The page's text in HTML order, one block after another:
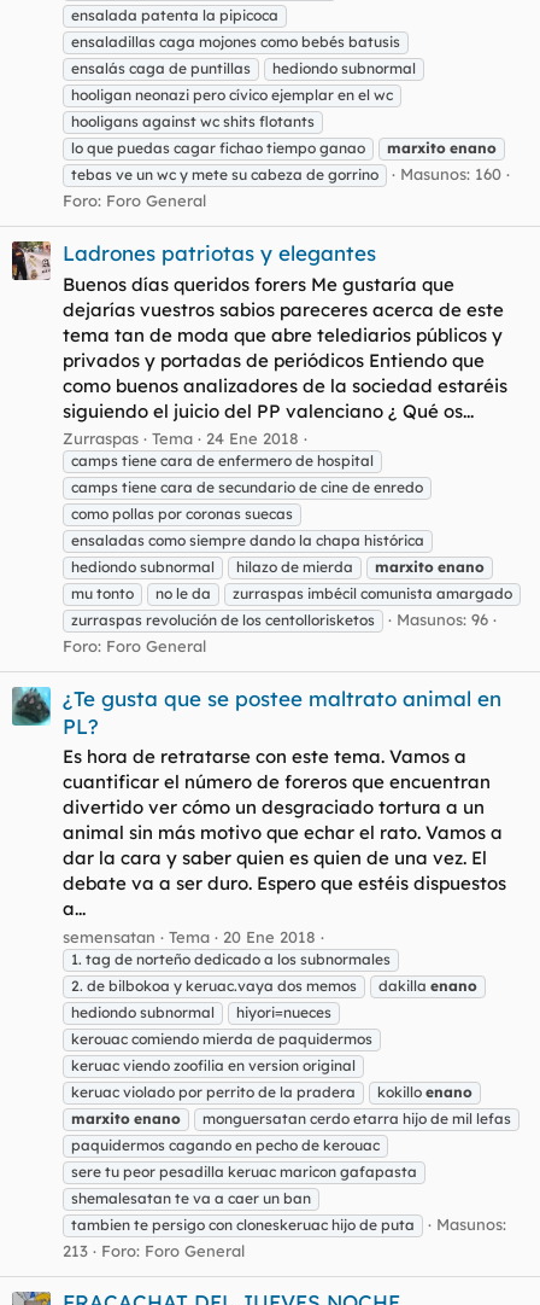
ensalada patenta la pipicoca
ensaladillas caga mojones como bebés batusis
ensalás caga de puntillas
hediondo subnormal
hooligan neonazi pero cívico ejemplar en el wc
hooligans against wc shits flotants
lo que puedas cagar fichao tiempo ganao
marxito enano
tebas ve un wc y mete su cabeza de gorrino
Masunos: 160
Foro: Foro General
Ladrones patriotas y elegantes
Buenos días queridos forers Me gustaría que
dejarías vuestros sabios pareceres acerca de este
tema tan de moda que abre telediarios públicos y
privados y portadas de periódicos Entiendo que
como buenos analizadores de la sociedad estaréis
siguiendo el juicio del PP valenciano ¿ Qué os...
Zurraspas Tema 24 Ene 2018
camps tiene cara de enfermero de hospital
camps tiene cara de secundario de cine de enredo
como pollas por coronas suecas
ensaladas como siempre dando la chapa histórica
hediondo subnormal
hilazo de mierda marxito enano
mu tonto
no le da
zurraspas imbécil comunista amargado
zurraspas revolución de los centollorisketos
Masunos: 96
Foro: Foro General
¿Te gusta que se postee maltrato animal en
PL?
Es hora de retratarse con este tema. Vamos a
cuantificar el número de foreros que encuentran
divertido ver cómo un desgraciado tortura a un
animal sin más motivo que echar el rato. Vamos a
dar la cara y saber quien es quien de una vez. El
debate va a ser duro. Espero que estéis dispuestos
a...
semensatan Tema 20 Ene 2018
1. tag de norteño dedicado a los subnormales
2. de bilbokoa y keruac.vaya dos memos
dakilla enano
hediondo subnormal
hiyori=nueces
kerouac comiendo mierda de paquidermos
keruac viendo zoofilia en version original
keruac violado por perrito de la pradera
kokillo enano
marxito enano
monguersatan cerdo etarra hijo de mil lefas
paquidermos cagando en pecho de kerouac
sere tu peor pesadilla keruac maricon gafapasta
shemalesatan te va a caer un ban
tambien te persigo con cloneskeruac hijo de puta
Masunos:
213
Foro: Foro General